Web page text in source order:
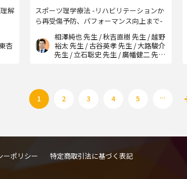
解
杏
スポーツ理学療法 -リハビリテーションか
ら再受傷予防、パフォーマンス向上まで-
相澤純也 先生 / 秋吉直樹 先生 / 越野
裕太 先生 / 古谷英孝 先生 / 大路駿介
先生 / 立石聡史 先生 / 廣幡健二 先生
1 2 3 4 5 ...
ーポリシー 特定商取引法に基づく表記